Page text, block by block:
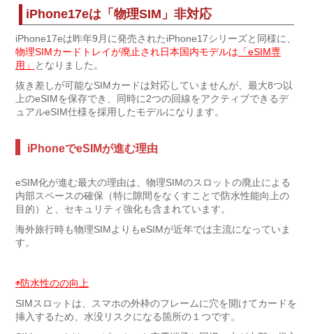
iPhone17eは「物理SIM」非対応
iPhone17eは昨年9月に発売されたiPhone17シリーズと同様に、
物理SIMカードトレイが廃止され日本国内モデルは 「eSIM専
用」
となりました。
抜き差しが可能なSIMカードは対応していませんが、最大8つ以
上のeSIMを保存でき、同時に2つの回線をアクティブできるデ
ュアルeSIM仕様を採用したモデルになります。
iPhoneでeSIMが進む理由
eSIM化が進む最大の理由は、物理SIMのスロットの廃止による
内部スペースの確保（特に隙間をなくすことで防水性能向上の
目的）と、セキュリティ強化も含まれています。
海外旅行時も物理SIMよりもeSIMが近年では主流になっていま
す。
◉防水性のの向上
SIMスロットは、スマホの外枠のフレームに穴を開けてカードを
挿入するため、水没リスクになる箇所の１つです。